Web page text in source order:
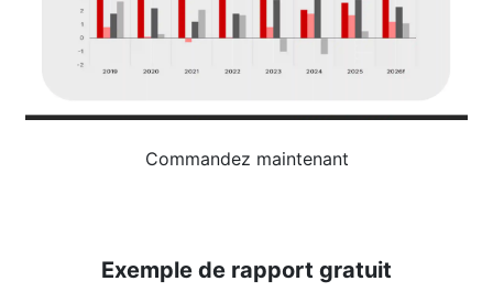
Commandez maintenant
Exemple de rapport gratuit